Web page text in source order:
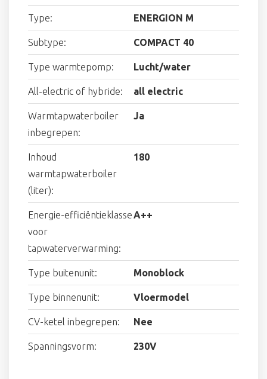
Type: ENERGION M
Subtype: COMPACT 40
Type warmtepomp: Lucht/water
All-electric of hybride: all electric
Warmtapwaterboiler
inbegrepen:
Ja
Inhoud
warmtapwaterboiler
(liter):
180
Energie-efficiëntieklasse
voor
tapwaterverwarming:
A++
Type buitenunit: Monoblock
Type binnenunit: Vloermodel
CV-ketel inbegrepen: Nee
Spanningsvorm: 230V